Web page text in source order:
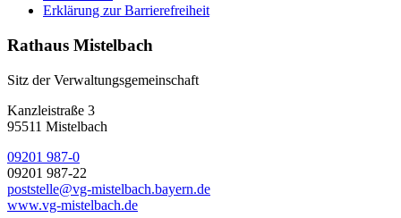
Erklärung zur Barrierefreiheit
Rathaus Mistelbach
Sitz der Verwaltungsgemeinschaft
Kanzleistraße 3
95511 Mistelbach
09201 987-0
09201 987-22
poststelle@vg-mistelbach.bayern.de
www.vg-mistelbach.de